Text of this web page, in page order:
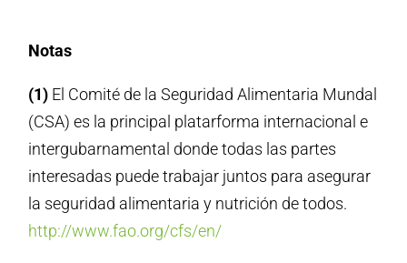
Notas
(1) El Comité de la Seguridad Alimentaria Mundal
(CSA) es la principal platarforma internacional e
intergubarnamental donde todas las partes
interesadas puede trabajar juntos para asegurar
la seguridad alimentaria y nutrición de todos.
http://www.fao.org/cfs/en/